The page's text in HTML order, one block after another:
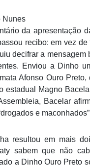
Nunes
da apresentação
recibo: em vez
decifrar a
Enviou a Dinho
Afonso Ouro
estadual Magno
Bacelar
e
resultou em mais
sabem que não
a Dinho Ouro Preto